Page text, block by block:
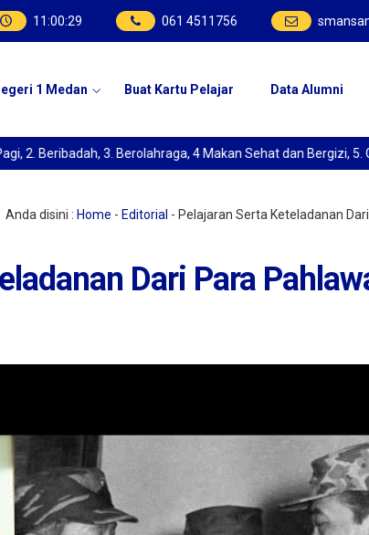
11:00:29 061 4511756
1 Medan Buat Kartu Pelajar Data Alumni
3. Berolahraga, 4 Makan Sehat dan Bergizi, 5.
Anda disini : Home - Editorial - Pelajaran Serta Keteladanan
Dari Para